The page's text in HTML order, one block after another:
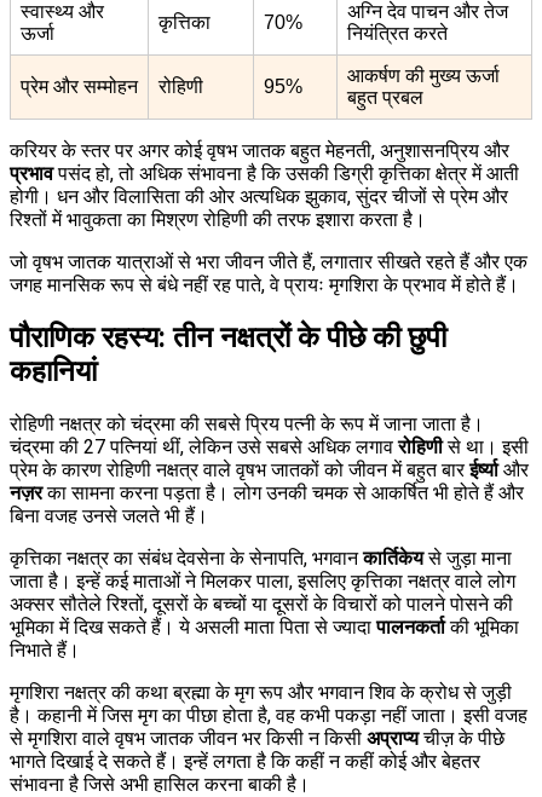
स्वास्थ्य और
ऊर्जा
कृत्तिका 70%
अग्नि देव पाचन और तेज
नियंत्रित करते
प्रेम और सम्मोहन रोहिणी 95%
आकर्षण की मुख्य ऊर्जा
बहुत प्रबल
करियर के स्तर पर अगर कोई वृषभ जातक बहुत मेहनती, अनुशासनप्रिय और
प्रभावपसंद हो, तो अधिक संभावना है कि उसकी डिग्री कृत्तिका क्षेत्र में आती
होगी। धन और विलासिता की ओर अत्यधिक झुकाव, सुंदर चीजों से प्रेम और
रिश्तों में भावुकता का मिश्रण रोहिणी की तरफ इशारा करता है।
जो वृषभ जातक यात्राओं से भरा जीवन जीते हैं, लगातार सीखते रहते हैं और एक
जगह मानसिक रूप से बंधे नहीं रह पाते, वे प्रायः मृगशिरा के प्रभाव में होते हैं।
पौराणिक रहस्य: तीन नक्षत्रों के पीछे की छुपी
कहानियां
रोहिणी नक्षत्र को चंद्रमा की सबसे प्रिय पत्नी के रूप में जाना जाता है।
चंद्रमा की 27 पत्नियां थीं, लेकिन उसे सबसे अधिक लगावरोहिणीसे था। इसी
प्रेम के कारण रोहिणी नक्षत्र वाले वृषभ जातकों को जीवन में बहुत बारईर्ष्याऔर
नज़रका सामना करना पड़ता है। लोग उनकी चमक से आकर्षित भी होते हैं और
बिना वजह उनसे जलते भी हैं।
कृत्तिका नक्षत्र का संबंध देवसेना के सेनापति, भगवानकार्तिकेयसे जुड़ा माना
जाता है। इन्हें कई माताओं ने मिलकर पाला, इसलिए कृत्तिका नक्षत्र वाले लोग
अक्सर सौतेले रिश्तों, दूसरों के बच्चों या दूसरों के विचारों को पालने पोसने की
भूमिका में दिख सकते हैं। ये असली माता पिता से ज्यादापालनकर्ताकी भूमिका
निभाते हैं।
मृगशिरा नक्षत्र की कथा ब्रह्मा के मृग रूप और भगवान शिव के क्रोध से जुड़ी
है। कहानी में जिस मृग का पीछा होता है, वह कभी पकड़ा नहीं जाता। इसी वजह
से मृगशिरा वाले वृषभ जातक जीवन भर किसी न किसी अप्राप्यचीज़ के पीछे
भागते दिखाई दे सकते हैं। इन्हें लगता है कि कहीं न कहीं कोई और बेहतर
संभावना है जिसे अभी हासिल करना बाकी है।